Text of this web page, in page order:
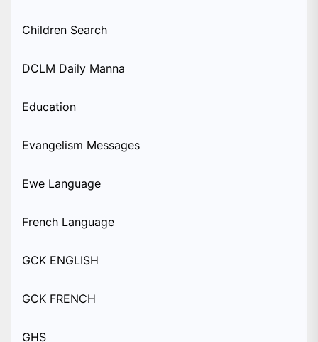
Children Search
DCLM Daily Manna
Education
Evangelism Messages
Ewe Language
French Language
GCK ENGLISH
GCK FRENCH
GHS